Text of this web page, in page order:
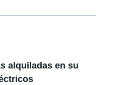
alquiladas en su